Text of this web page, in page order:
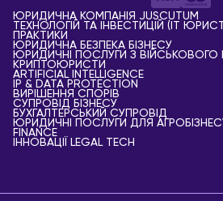
ЮРИДИЧНА КОМПАНІЯ JUSCUTUM
ТЕХНОЛОГІЙ ТА ІНВЕСТИЦІЙ (IT
ПРАКТИКИ
ЮРИДИЧНА БЕЗПЕКА БІЗНЕСУ
ЮРИДИЧНІ ПОСЛУГИ З ВІЙСЬКОВОГО
КРИПТОЮРИСТИ
АRTIFICIAL ІNTELLIGENCE
IP & DATA PROTECTION
ВИРІШЕННЯ СПОРІВ
СУПРОВІД БІЗНЕСУ
БУХГАЛТЕРСЬКИЙ СУПРОВІД
ЮРИДИЧНІ ПОСЛУГИ ДЛЯ
FINANCE
ІННОВАЦІЇ LEGAL TECH